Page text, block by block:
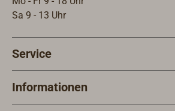
Sa 9 - 13 Uhr
Service
Informationen